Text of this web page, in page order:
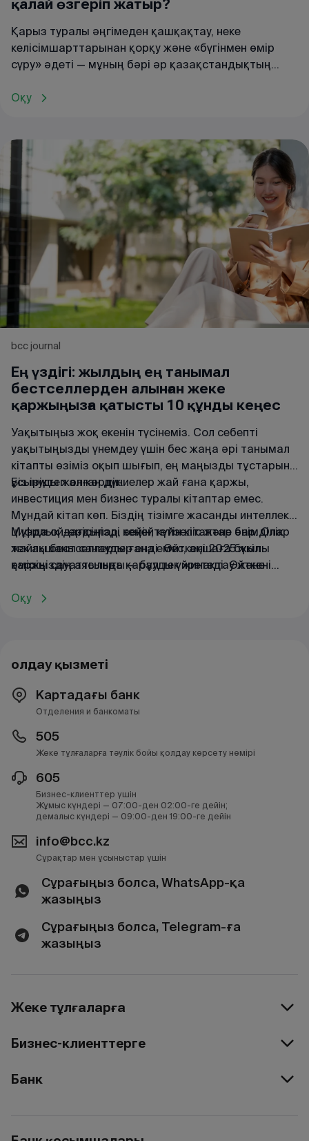
қалай өзгеріп жатыр?
Қарыз туралы әңгімеден қашқақтау, неке
келісімшарттарынан қорқу және «бүгінмен өмір
сүру» әдеті — мұның бәрі әр қазақстандықтың
мәдени ұстанымдардың көрінісі. bcc journal-ға
қазақстандықтардың қаржы саласындағы мінез-
құлқына әсер ететін ішкі және сыртқы
факторларды түсіндіріп, оны технология, білім беру
және келешекке деген сенім арқылы қалай
өзгертуге болатынын айтып берді.
Оқу
bcc journal
Ең үздігі: жылдың ең танымал
бестселлерден алынған жеке
қаржыңызға қатысты 10 құнды кеңес
Уақытыңыз жоқ екенін түсінеміз. Сол себепті
уақытыңызды үнемдеу үшін бес жаңа әрі танымал
кітапты өзіміз оқып шығып, ең маңызды тұстарын
ұсынуды жөн көрдік.
Біз іріктеп алған дүниелер жай ғана қаржы,
инвестиция мен бизнес туралы кітаптар емес.
Мұндай кітап көп. Біздің тізімге жасанды интеллект,
цифрлық дағдылар, зейін, күйзеліс және өнімділік
жайлы бестселлерлер енді. Өйткені 2025 жылы
қаржы сауаттылығы — бұл тек жинақтау және
Мұнда ой-өрісіңізді кеңейтетін кітаптар бар. Олар
тек ақшаны санауды ғана емес, ақшаға бүкіл
өміріңіздің аясында қарауды үйретеді. Өйткені
сүретініңізді, жұмыс істейтініңізді,
Оқу
Қолдау қызметі
Картадағы банк
Отделения и банкоматы
505
Жеке тұлғаларға тәулік бойы қолдау көрсету нөмірі
605
Бизнес-клиенттер үшін
Жұмыс күндері — 07:00-ден 02:00-ге дейін;
демалыс күндері — 09:00-ден 19:00-ге дейін
info@bcc.kz
Сұрақтар мен ұсыныстар үшін
Сұрағыңыз болса, WhatsApp-қа
жазыңыз
Сұрағыңыз болса, Telegram-ға
жазыңыз
Жеке тұлғаларға
Бизнес-клиенттерге
Банк